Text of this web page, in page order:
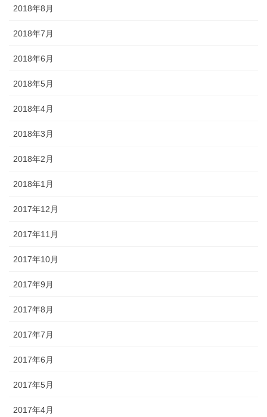
2018年8月
2018年7月
2018年6月
2018年5月
2018年4月
2018年3月
2018年2月
2018年1月
2017年12月
2017年11月
2017年10月
2017年9月
2017年8月
2017年7月
2017年6月
2017年5月
2017年4月